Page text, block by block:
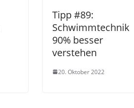
Tipp #89:
Schwimmtechnik
90% besser
verstehen
20. Oktober 2022